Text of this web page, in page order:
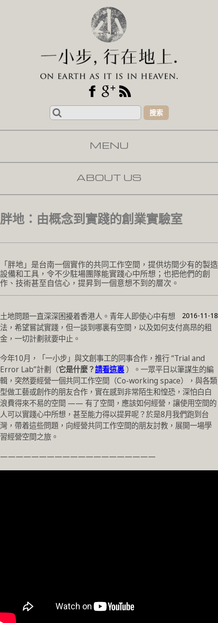
Search
for:
MENU
SKIP TO CONTENT
ABOUT US
胖地：由概念到實踐的創業實驗室
「胖地」是台南一個實作的共同工作空間，提供坊間少有的製造
設備和工具，令不少駐場團隊能實踐心中所想；也把他們的創
作、技術甚至自信心，提昇到一個意想不到的層次。
2016-11-18
土地問題一直深深困擾着香港人。青年人即使心中有想
法，希望嘗試實踐，但一談到哪裏有空間，以及如何支付高昂的租
金，一切計劃就要中止。
今年10月，「一小步」與文創事工的同事合作，推行 “Trial and
Error Lab”計劃（它是什麼？請看這裏）。一眾平日以筆謀生的編
輯，突然要經營一個共同工作空間（Co-working space），與各類
型做工藝或創作的朋友合作，實在感到非常陌生和惶恐，深怕白白
浪費得來不易的空間 —— 有了空間，應該如何經營，讓使用空間的
人可以實踐心中所想，甚至能力得以提昇呢？於是8月我們跑到台
灣，帶着這些問題，向經營共同工作空間的朋友討教，展開一場學
習經營空間之旅。
————————————————————